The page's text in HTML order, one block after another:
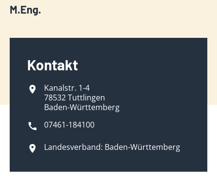
M.Eng.
Kontakt
Kanalstr. 1-4
78532 Tuttlingen
Baden-Württemberg
07461-184100
Landesverband: Baden-Württemberg